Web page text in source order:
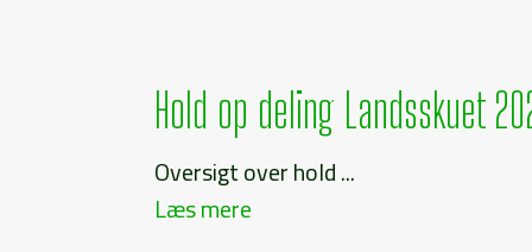
Hold op deling Landsskuet
Oversigt over hold ...
Læs mere